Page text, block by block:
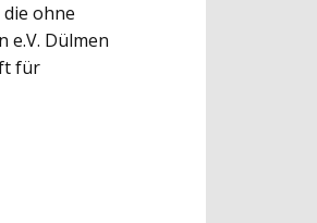
ohne
e.V. Dülmen
für